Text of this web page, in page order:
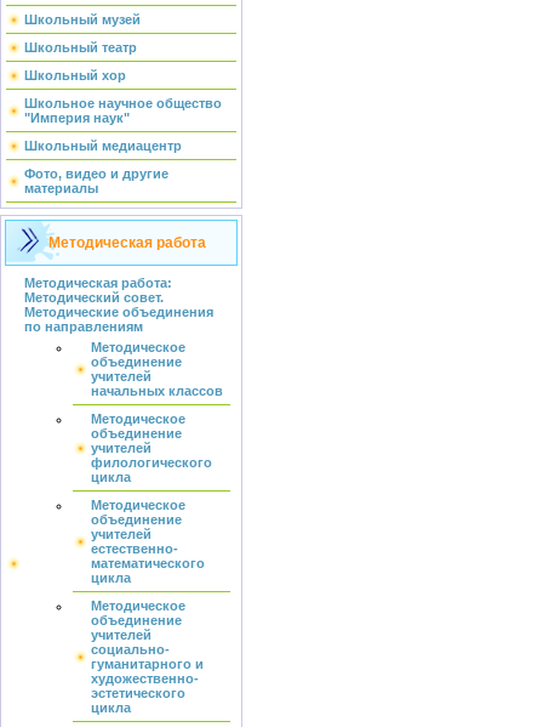
Школьный музей
Школьный театр
Школьный хор
Школьное научное общество
"Империя наук"
Школьный медиацентр
Фото, видео и другие
материалы
Методическая работа
Методическая работа:
Методический совет.
Методические объединения
по направлениям
Методическое
объединение
учителей
начальных классов
Методическое
объединение
учителей
филологического
цикла
Методическое
объединение
учителей
естественно-
математического
цикла
Методическое
объединение
учителей
социально-
гуманитарного и
художественно-
эстетического
цикла